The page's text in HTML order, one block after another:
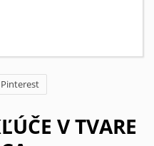
Pinterest
V TVARE